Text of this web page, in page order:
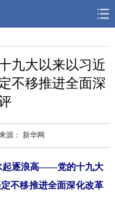
思想
读书
九大以来以习近
不移推进全面深
源： 新华网
起逐浪高——党的十九大
不移推进全面深化改革